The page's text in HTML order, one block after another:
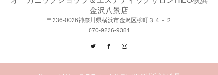
金沢八景店
〒236-0026神奈川県横浜市金沢区柳町３４－２
070-9226-9384
Twitter
Facebook